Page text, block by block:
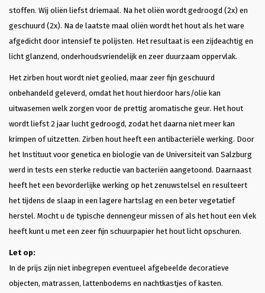
stoffen. Wij oliën liefst driemaal. Na het oliën wordt gedroogd (2x) en
geschuurd (2x). Na de laatste maal oliën wordt het hout als het ware
afgedicht door intensief te polijsten. Het resultaat is een zijdeachtig en
licht glanzend, onderhoudsvriendelijk en zeer duurzaam oppervlak.
Het zirben hout wordt niet geolied, maar zeer fijn geschuurd
onbehandeld geleverd, omdat het hout hierdoor hars/olie kan
uitwasemen welk zorgen voor de prettig aromatische geur. Het hout
wordt liefst 2 jaar lucht gedroogd, zodat het daarna niet meer kan
krimpen of uitzetten. Zirben hout heeft een antibacteriële werking. Door
het Instituut voor genetica en biologie van de Universiteit van Salzburg
werd in tests een sterke reductie van bacteriën aangetoond. Daarnaast
heeft het een bevorderlijke werking op het zenuwstelsel en resulteert
het tijdens de slaap in een lagere hartslag en een beter vegetatief
herstel. Mocht u de typische dennengeur missen of als het hout een vlek
heeft kunt u met een zeer fijn schuurpapier het hout licht opschuren.
Let op:
In de prijs zijn niet inbegrepen eventueel afgebeelde decoratieve
objecten, matrassen, lattenbodems en nachtkastjes of kasten.